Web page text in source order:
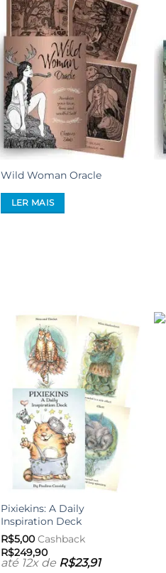
Adicionar
aos meus
desejos
Wild Woman Oracle
LER MAIS
Adicionar
aos meus
desejos
Pixiekins: A Daily
Inspiration Deck
R$5,00Cashback
R$249,90
até 12x de R$23,91